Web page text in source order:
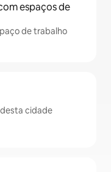
espaços de
de trabalho
cidade